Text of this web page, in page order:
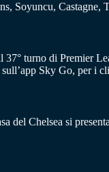
Soyuncu,
37° turno di Premier
Sky Go, per i
del Chelsea si